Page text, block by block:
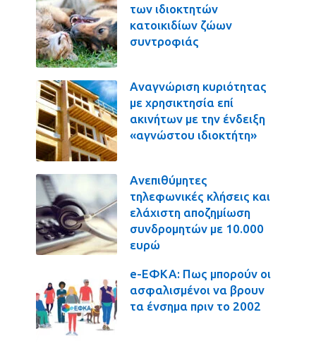
των ιδιοκτητών
κατοικιδίων ζώων
συντροφιάς
Αναγνώριση κυριότητας
με χρησικτησία επί
ακινήτων με την ένδειξη
«αγνώστου ιδιοκτήτη»
Ανεπιθύμητες
τηλεφωνικές κλήσεις και
ελάχιστη αποζημίωση
συνδρομητών με 10.000
ευρώ
e-ΕΦΚΑ: Πως μπορούν οι
ασφαλισμένοι να βρουν
τα ένσημα πριν το 2002